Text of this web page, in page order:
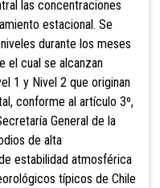
las concentraciones
estacional. Se
durante los meses
el cual se alcanzan
1 y Nivel 2 que originan
conforme al artículo 3º,
General de la
de alta
estabilidad atmosférica
típicos de Chile